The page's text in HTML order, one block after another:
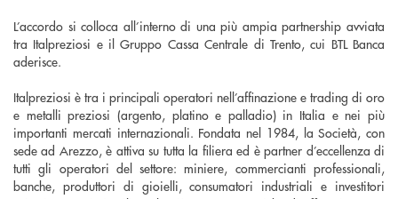
L’accordo si colloca all’interno di una più ampia partnership avviata
tra Italpreziosi e il Gruppo Cassa Centrale di Trento, cui BTL Banca
aderisce.
Italpreziosi è tra i principali operatori nell’affinazione e trading di oro
e metalli preziosi (argento, platino e palladio) in Italia e nei più
importanti mercati internazionali. Fondata nel 1984, la Società, con
sede ad Arezzo, è attiva su tutta la filiera ed è partner d’eccellenza di
tutti gli operatori del settore: miniere, commercianti professionali,
banche, produttori di gioielli, consumatori industriali e investitori